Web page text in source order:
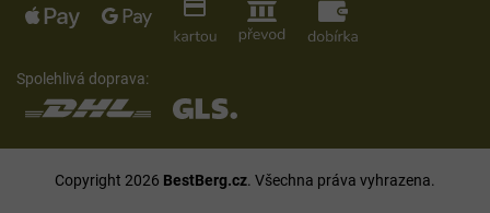
Spolehlivá doprava:
Copyright 2026 BestBerg.cz. Všechna práva vyhrazena.